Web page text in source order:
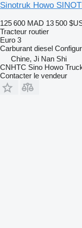
Sinotruk Howo
125 600 MAD 13 500
Tracteur routier
Euro 3
Carburant diesel
Chine, Ji Nan Shi
CNHTC Sino Howo
Contacter le vendeur